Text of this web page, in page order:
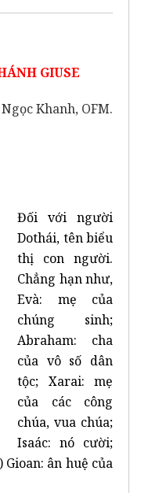
GIUSE
Khanh, OFM.
Đối với người
Dothái, tên biểu
thị con người.
Chẳng hạn như,
Evà: mẹ của
chúng sinh;
Abraham: cha
của vô số dân
tộc; Xarai: mẹ
của các công
chúa, vua chúa;
Isaác: nó cười;
ân huệ của